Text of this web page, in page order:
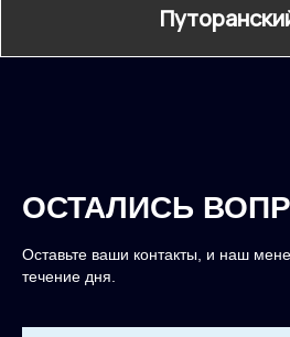
ОСТАЛИСЬ
Оставьте ваши контакты, и наш
течение дня.